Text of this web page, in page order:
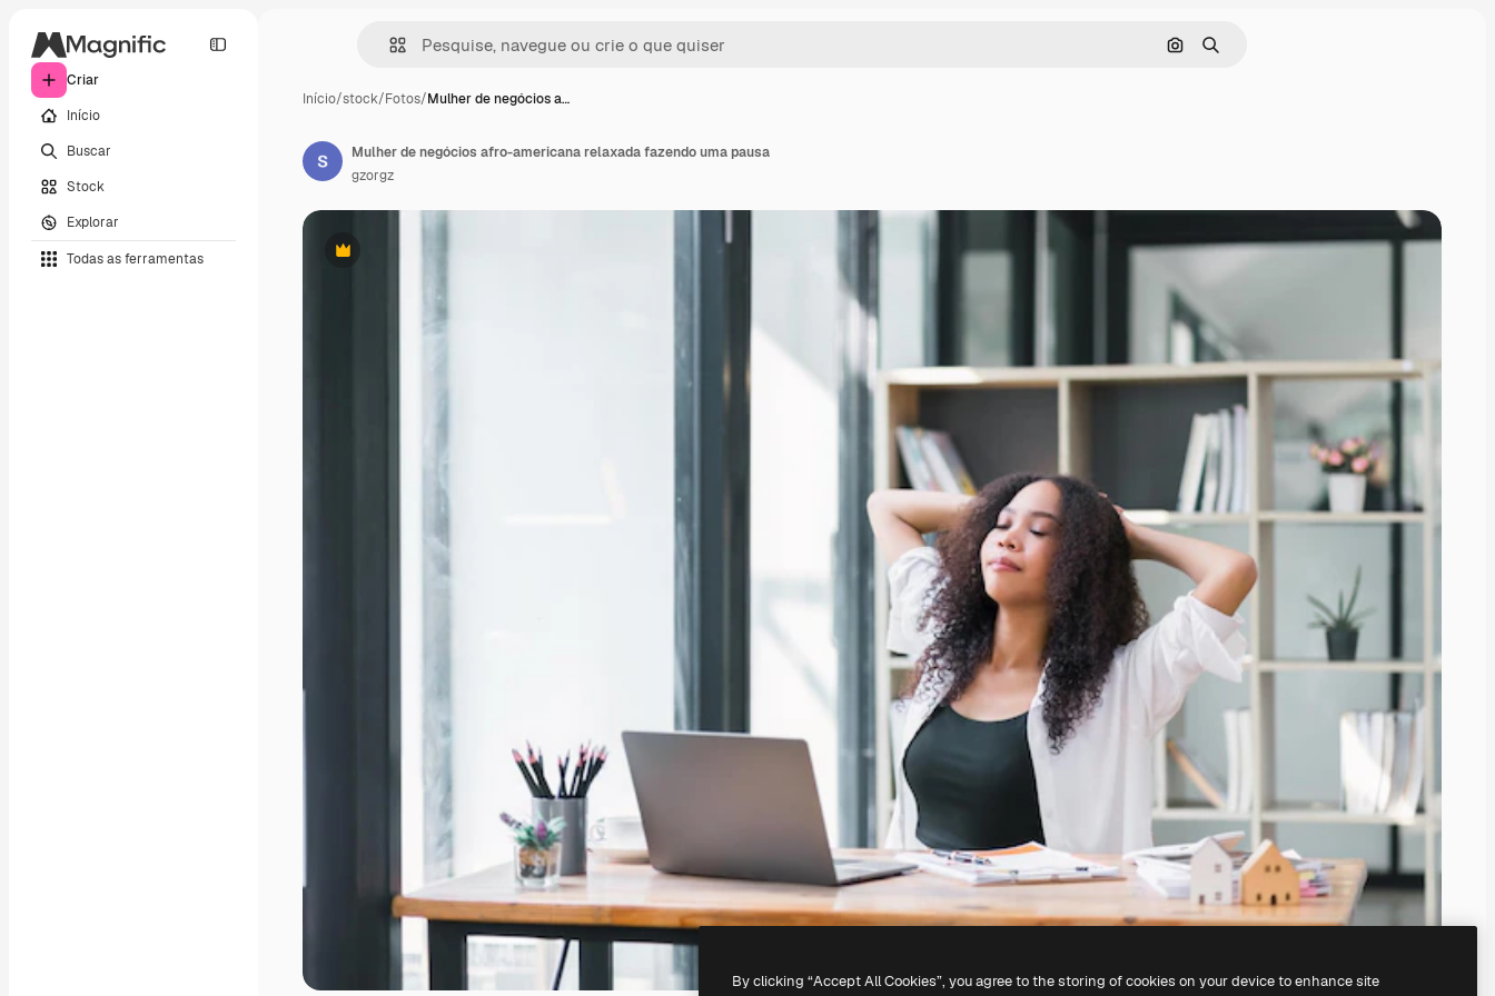
Criar
Início
Buscar
Stock
Explorar
Todas as ferramentas
Pesquisar por imagem
Buscar
Início/stock/Fotos/Mulher de negócios a…
Premium
Mulher de negócios afro-americana relaxada fazendo uma pausa
gzorgz
By clicking “Accept All Cookies”, you agree to the storing of cookies on your device to enhance site